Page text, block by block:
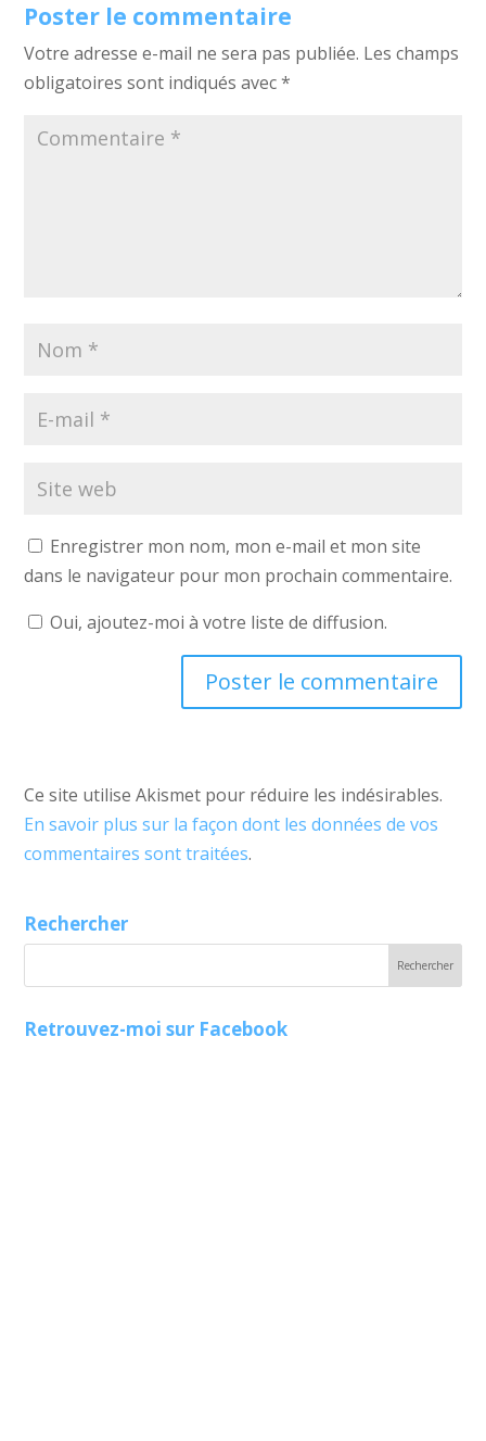
Poster le commentaire
Votre adresse e-mail ne sera pas publiée. Les champs
obligatoires sont indiqués avec*
Enregistrer mon nom, mon e-mail et mon site
dans le navigateur pour mon prochain commentaire.
Oui, ajoutez-moi à votre liste de diffusion.
Ce site utilise Akismet pour réduire les indésirables.
En savoir plus sur la façon dont les données de vos
commentaires sont traitées.
Rechercher
Retrouvez-moi sur Facebook